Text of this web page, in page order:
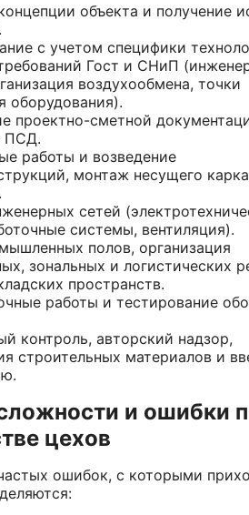
объекта и получение
с учетом специфики
Гост и СНиП
воздухообмена, точки
оборудования).
проектно-сметной
ПСД.
работы и возведение
монтаж несущего
сетей
системы, вентиляция).
полов, организация
зональных и логистических
пространств.
работы и тестирование
контроль, авторский надзор,
строительных материалов и
и ошибки
цехов
ошибок, с которыми